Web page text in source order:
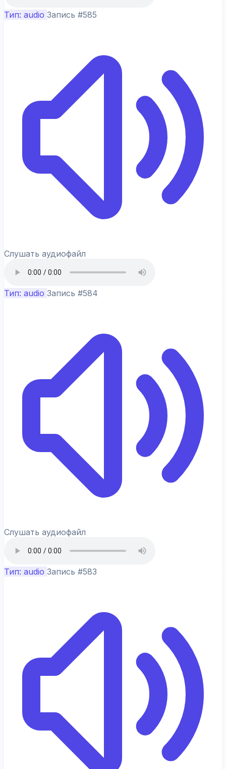
Тип: audio Запись #585
Слушать аудиофайл
Тип: audio Запись #584
Слушать аудиофайл
Тип: audio Запись #583